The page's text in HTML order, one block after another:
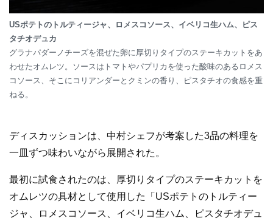
USポテトのトルティージャ、ロメスコソース、イベリコ生ハム、ピス
タチオデュカ
グラナパダーノチーズを混ぜた卵に厚切りタイプのステーキカットをあ
わせたオムレツ。ソースはトマトやパプリカを使った酸味のあるロメス
コソース、そこにコリアンダーとクミンの香り、ピスタチオの食感を重
ねる。
ディスカッションは、中村シェフが考案した3品の料理を
一皿ずつ味わいながら展開された。
最初に試食されたのは、厚切りタイプのステーキカットを
オムレツの具材として使用した「USポテトのトルティー
ジャ、ロメスコソース、イベリコ生ハム、ピスタチオデュ